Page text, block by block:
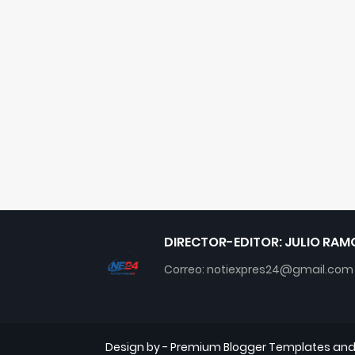
DIRECTOR-EDITOR: JULIO
Correo: notiexpres24@gmail.com
Design by - Premium Blogger Templates and